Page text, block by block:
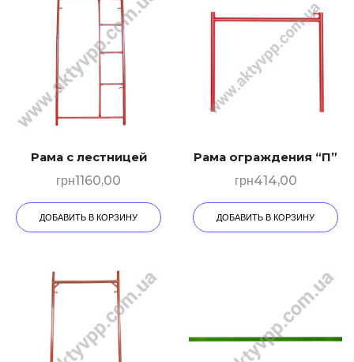
Рама с лестницей
грн1160,00
ДОБАВИТЬ В КОРЗИНУ
Рама ограждения “П”
грн414,00
ДОБАВИТЬ В КОРЗИНУ